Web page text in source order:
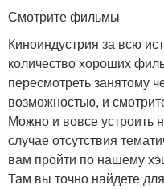
Смотрите фильмы
Киноиндустрия за всю
количество хороших
пересмотреть занятому
возможностью, и
Можно и вовсе устроить
случае отсутствия
вам пройти по нашему
Там вы точно найдете